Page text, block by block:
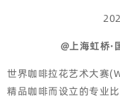
@上海虹桥
世界咖啡拉花艺术大赛
精品咖啡而设立的专业